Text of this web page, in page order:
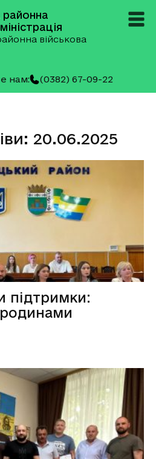
військова
нам: (0382) 67-09-22
20.06.2025
підтримки:
родинами